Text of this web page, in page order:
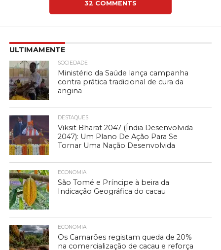
32 COMMENTS
ULTIMAMENTE
SOCIEDADE
Ministério da Saúde lança campanha
contra prática tradicional de cura da
angina
DESTAQUES
Viksit Bharat 2047 (Índia Desenvolvida
2047): Um Plano De Ação Para Se
Tornar Uma Nação Desenvolvida
ECONOMIA
São Tomé e Príncipe à beira da
Indicação Geográfica do cacau
ECONOMIA
Os Camarões registam queda de 20%
na comercialização de cacau e reforça